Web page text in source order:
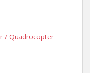
/ Quadrocopter